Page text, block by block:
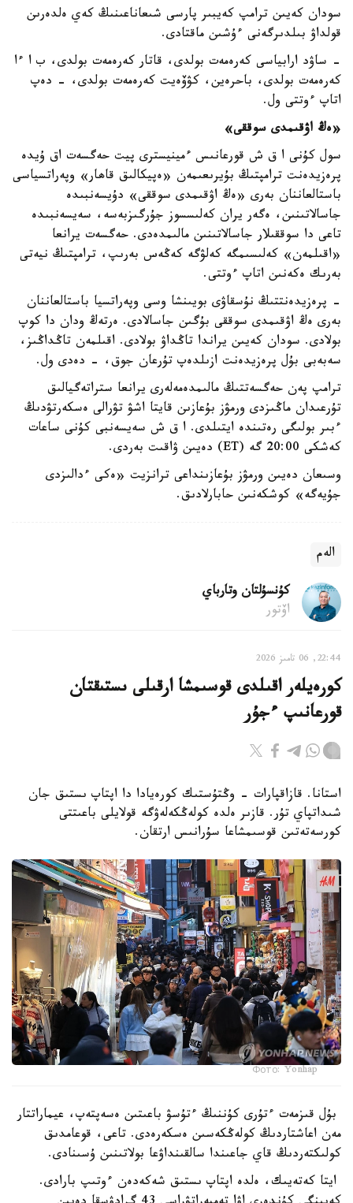
سودان كەيىن ترامپ كەيبىر پارسى شىعاناعىنىڭ كەي ەلدەرىن
قولداۋ بىلدىرگەنى ءۇشىن ماقتادى.
- ساۋد ارابياسى كەرەمەت بولدى، قاتار كەرەمەت بولدى، ب ا ءا
كەرەمەت بولدى، باحرەين، كۋۆەيت كەرەمەت بولدى، - دەپ
اتاپ ءوتتى ول.
«ەڭ اۋقىمدى سوققى»
سول كۇنى ا ق ش قورعانىس ءمينيسترى پيت حەگسەت اق ۇيدە
پرەزيدەنت ترامپتىڭ بۇيرىعىمەن «ەپيكالىق قاھار» وپەراتسياسى
باستالعاننان بەرى «ەڭ اۋقىمدى سوققى» دۇيسەنبىدە
جاسالاتىنىن، ەگەر يران كەلىسسوز جۇرگىزبەسە، سەيسەنبىدە
تاعى دا سوققىلار جاسالاتىنىن مالىمدەدى. حەگسەت يرانعا
«اقىلمەن» كەلىسىمگە كەلۋگە كەڭەس بەرىپ، ترامپتىڭ نيەتى
بەرىك ەكەنىن اتاپ ءوتتى.
- پرەزيدەنتتىڭ نۇسقاۋى بويىنشا وسى وپەراتسيا باستالعاننان
بەرى ەڭ اۋقىمدى سوققى بۇگىن جاسالادى. ەرتەڭ ودان دا كوپ
بولادى. سودان كەيىن يراندا تاڭداۋ بولادى. اقىلمەن تاڭداڭىز،
سەبەبى بۇل پرەزيدەنت ازىلدەپ تۇرعان جوق، - دەدى ول.
ترامپ پەن حەگسەتتىڭ مالىمدەمەلەرى يرانعا ستراتەگيالىق
تۇرعىدان ماڭىزدى ورمۋز بۇعازىن قايتا اشۋ تۋرالى ەسكەرتۋدىڭ
ءبىر بولىگى رەتىندە ايتىلدى. ا ق ش سەيسەنبى كۇنى ساعات
كەشكى 20:00 گە (ET) دەيىن ۋاقىت بەردى.
وسىعان دەيىن ورمۋز بۇعازىنداعى ترانزيت «ەكى ءدالىزدى
جۇيەگە» كوشكەنىن حابارلادىق.
الەم
كۇنسۇلتان وتارباي
اۆتور
22:44, 06 تامىز 2026
كورەيلەر اقىلدى قوسىمشا ارقىلى ىستىقتان
قورعانىپ ءجۇر
استانا. قازاقپارات - وڭتۇستىك كورەيادا دا اپتاپ ىستىق جان
شىداتپاي تۇر. قازىر ەلدە كولەڭكەلەۋگە قولايلى باعىتتى
كورسەتەتىن قوسىمشاعا سۇرانىس ارتقان.
Фото: Yonhap
بۇل قىزمەت ءتۇرى كۇننىڭ ءتۇسۋ باعىتىن ەسەپتەپ، عيماراتتار
مەن اعاشتاردىڭ كولەڭكەسىن ەسكەرەدى. تاعى، قوعامدىق
كولىكتەردىڭ قاي جاعىندا سالقىنداۋعا بولاتىنىن ۇسىنادى.
ايتا كەتەيىك، ەلدە اپتاپ ىستىق شەكەدەن ءوتىپ بارادى.